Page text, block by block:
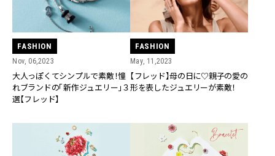
FASHION
Nov, 06,2023
大人っぽくてシンプルで素敵！憧
れブランドの「新作ジュエリー」３
選【フレッド】
FASHION
May, 11,2023
【フレッド】母の日に♡親子の愛の
形を表したジュエリーが素敵！